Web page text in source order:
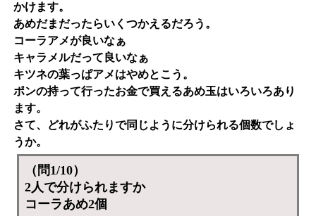
かけます。
あめだまだったらいくつかえるだろう。
コーラアメが良いなぁ
キャラメルだって良いなぁ
キツネの葉っぱアメはやめとこう。
ポンの持って行ったお金で買えるあめ玉はいろいろあり
ます。
さて、どれがふたりで同じように分けられる個数でしょ
うか。
（問1/10）
2人で分けられますか
コーラあめ2個